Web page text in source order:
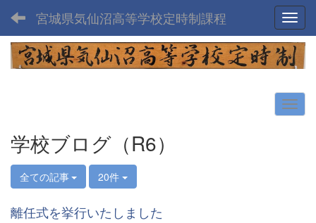
宮城県気仙沼高等学校定時制課程
学校ブログ（R6）
全ての記事 20件
離任式を挙行いたしました